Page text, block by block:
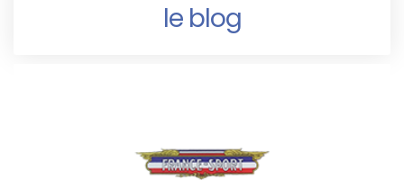
le blog